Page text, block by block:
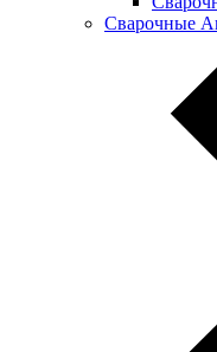
Сварочные